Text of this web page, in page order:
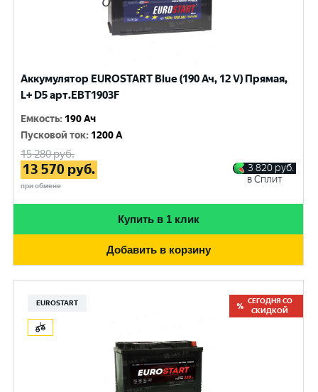
Аккумулятор EUROSTART Blue (190 Ач, 12 V) Прямая,
L+ D5 арт.EBT1903F
Емкость: 190 Ач
Пусковой ток: 1200 A
15 280руб.
13 570 руб.
при обмене
3 820 руб.
в Сплит
Купить в 1 клик
Добавить в корзину
EUROSTART
СЕГОДНЯ СО
СКИДКОЙ